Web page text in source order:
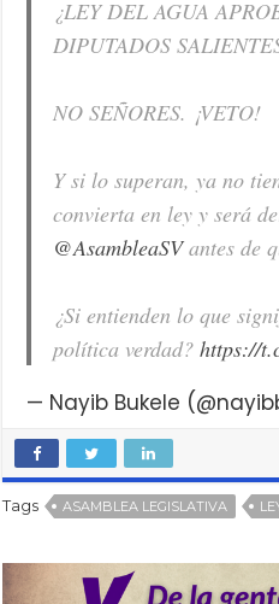
¿LEY DEL AGUA
DIPUTADOS
NO SEÑORES. ¡VETO!
Y si lo superan, ya no
convierta en ley y será
@AsambleaSVantes de
¿Si entienden lo que
política verdad?https://
— Nayib Bukele
Tags ASAMBLEA LEGISLATIVA